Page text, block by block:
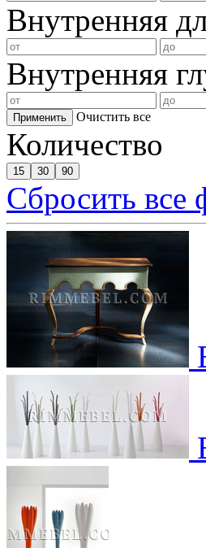
Внутренняя
Внутренняя
Применить Очистить все
Количество
15 30 90
Сбросить все